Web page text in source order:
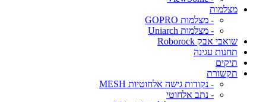
מצלמות
- מצלמות GOPRO
- מצלמות Uniarch
שואבי אבק Roborock
תחנות עגינה
תיקים
תקשורת
- נקודות גישה אלחוטיות MESH
- נתב אלחוטי